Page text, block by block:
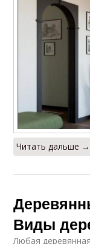
Читать дальше →
Виды
Любая